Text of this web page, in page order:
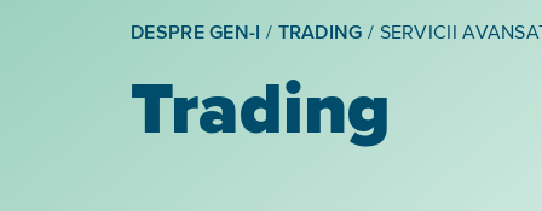
DESPRE GEN-I / TRADING / SERVICII
Trading